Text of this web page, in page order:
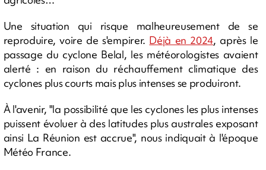
Une situation qui risque malheureusement de se
reproduire, voire de s'empirer. Déjà en 2024, après le
passage du cyclone Belal, les météorologistes avaient
alerté : en raison du réchauffement climatique des
cyclones plus courts mais plus intenses se produiront.
À l'avenir, "la possibilité que les cyclones les plus intenses
puissent évoluer à des latitudes plus australes exposant
ainsi La Réunion est accrue", nous indiquait à l'époque
Météo France.